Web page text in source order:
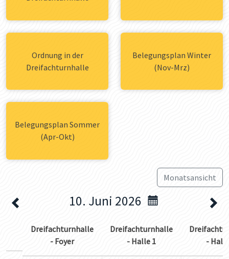
Ordnung in der
Dreifachturnhalle
Belegungsplan Winter
(Nov-Mrz)
Belegungsplan Sommer
(Apr-Okt)
Monatsansicht
10. Juni 2026
Dreifachturnhalle
- Foyer
Dreifachturnhalle
- Halle 1
-